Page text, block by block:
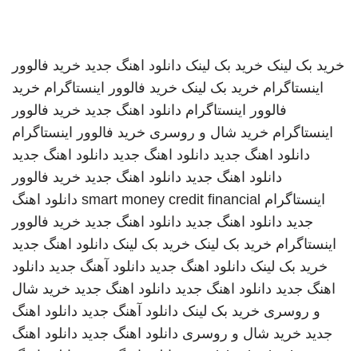
خرید بک لینک خرید بک لینک دانلود اهنگ جدید خرید فالوور
اینستاگرام خرید بک لینک خرید فالوور اینستاگرام خرید
فالوور اینستاگرام دانلود اهنگ جدید خرید فالوور
اینستاگرام خرید شال و روسری خرید فالوور اینستاگرام
دانلود اهنگ جدید دانلود اهنگ جدید دانلود اهنگ جدید
دانلود اهنگ جدید دانلود اهنگ جدید خرید فالوور
اینستاگرام smart money credit financial دانلود اهنگ
جدید دانلود اهنگ جدید دانلود اهنگ جدید خرید فالوور
اینستاگرام خرید بک لینک خرید بک لینک دانلود اهنگ جدید
خرید بک لینک دانلود اهنگ جدید دانلود آهنگ جدید دانلود
اهنگ جدید دانلود اهنگ جدید دانلود اهنگ جدید خرید شال
و روسری خرید بک لینک دانلود آهنگ جدید دانلود اهنگ
جدید خرید شال و روسری دانلود اهنگ جدید دانلود اهنگ